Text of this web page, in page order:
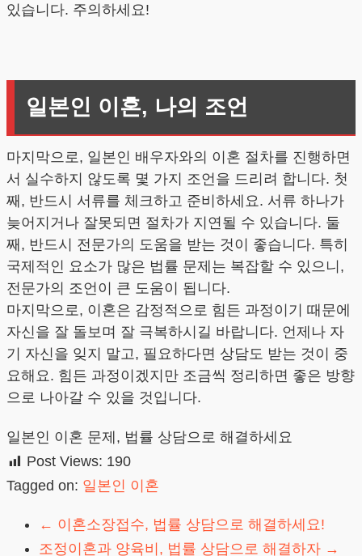
있습니다. 주의하세요!
일본인 이혼, 나의 조언
마지막으로, 일본인 배우자와의 이혼 절차를 진행하면
서 실수하지 않도록 몇 가지 조언을 드리려 합니다. 첫
째, 반드시 서류를 체크하고 준비하세요. 서류 하나가
늦어지거나 잘못되면 절차가 지연될 수 있습니다. 둘
째, 반드시 전문가의 도움을 받는 것이 좋습니다. 특히
국제적인 요소가 많은 법률 문제는 복잡할 수 있으니,
전문가의 조언이 큰 도움이 됩니다.
마지막으로, 이혼은 감정적으로 힘든 과정이기 때문에
자신을 잘 돌보며 잘 극복하시길 바랍니다. 언제나 자
기 자신을 잊지 말고, 필요하다면 상담도 받는 것이 중
요해요. 힘든 과정이겠지만 조금씩 정리하면 좋은 방향
으로 나아갈 수 있을 것입니다.
일본인 이혼 문제, 법률 상담으로 해결하세요
Post Views: 190
Tagged on: 일본인 이혼
← 이혼소장접수, 법률 상담으로 해결하세요!
조정이혼과 양육비, 법률 상담으로 해결하자 →